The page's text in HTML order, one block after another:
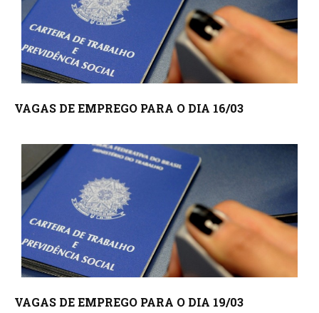
VAGAS DE EMPREGO PARA O DIA 16/03
VAGAS DE EMPREGO PARA O DIA 19/03